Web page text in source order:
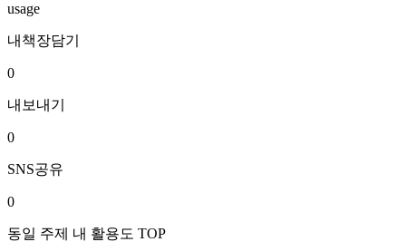
usage
내책장담기
0
내보내기
0
SNS공유
0
동일 주제 내 활용도 TOP